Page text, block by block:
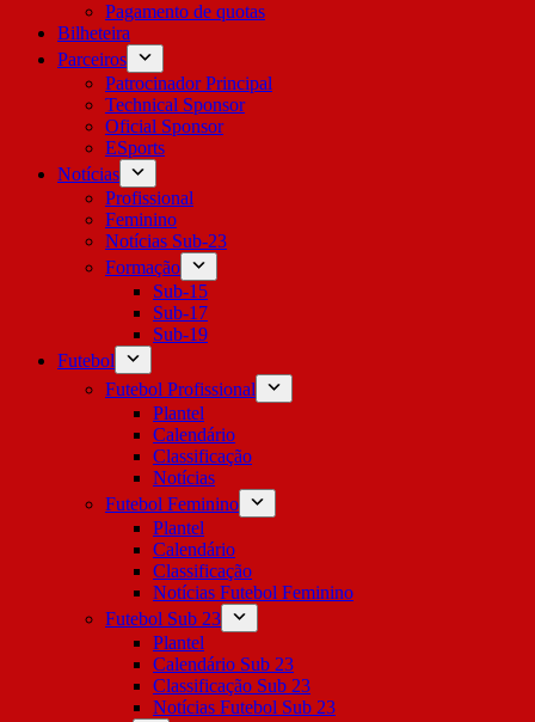
Pagamento de quotas
Bilheteira
Parceiros
Patrocinador Principal
Technical Sponsor
Oficial Sponsor
ESports
Notícias
Profissional
Feminino
Notícias Sub-23
Formação
Sub-15
Sub-17
Sub-19
Futebol
Futebol Profissional
Plantel
Calendário
Classificação
Notícias
Futebol Feminino
Plantel
Calendário
Classificação
Notícias Futebol Feminino
Futebol Sub 23
Plantel
Calendário Sub 23
Classificação Sub 23
Notícias Futebol Sub 23